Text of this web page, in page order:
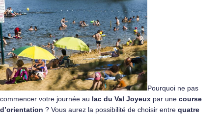
Pourquoi ne pas
commencer votre journée au lac du Val Joyeux par une course
d’orientation ? Vous aurez la possibilité de choisir entre quatre